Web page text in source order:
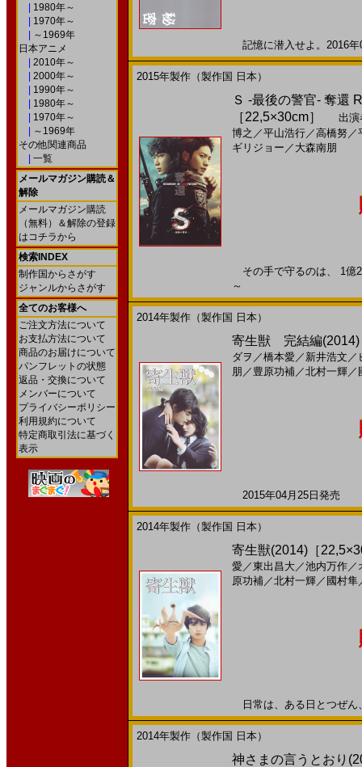
1980年～
1970年～
～1969年
日本アニメ
2010年～
2000年～
1990年～
1980年～
1970年～
～1969年
その他関連商品
一覧
メールマガジン購読＆
解除
メールマガジン購読
（無料）＆解除の登録
はコチラから
検索INDEX
制作国からさがす
ジャンルからさがす
全てのお客様へ
ご注文方法について
お支払方法について
商品のお届けについて
パンフレットの状態
返品・交換について
メンバーについて
プライバシーポリシー
利用規約について
特定商取引法に基づく
表示
記憶に潜入せよ。2016
2015年製作（製作国 日本）
Ｓ -最後の警官- 奪還
［22,5×30cm］
出演
博之 ／平山浩行／高橋努 ／
ギリジョー ／ 大森南朋
その手で守るのは、 1
～
2014年製作（製作国 日本）
寄生獣 完結編(2014)
ダヲ ／橋本愛／ 新井浩文 ／
朋 ／ 豊原功補／北村一輝／
2015年04月25日発売
2014年製作（製作国 日本）
寄生獣(2014)［
愛／東出昌大／池内万作／
原功補／北村一輝／ 國村隼
日常は、ある日とつぜ
2014年製作（製作国 日本）
神さまの言うとおり